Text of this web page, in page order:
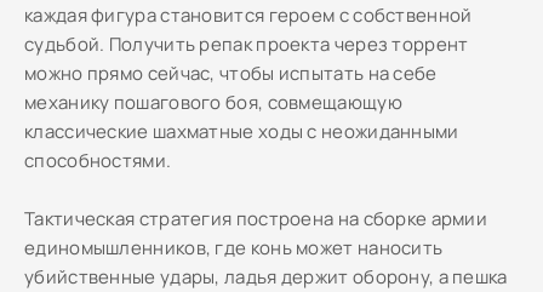
каждая фигура становится героем с собственной
судьбой. Получить репак проекта через торрент
можно прямо сейчас, чтобы испытать на себе
механику пошагового боя, совмещающую
классические шахматные ходы с неожиданными
способностями.
Тактическая стратегия построена на сборке армии
единомышленников, где конь может наносить
убийственные удары, ладья держит оборону, а пешка